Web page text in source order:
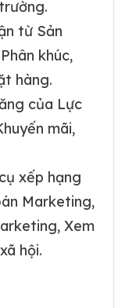
từ Sản
khúc,
hàng.
của Lực
mãi,
xếp hạng
Marketing,
Xem
hội.